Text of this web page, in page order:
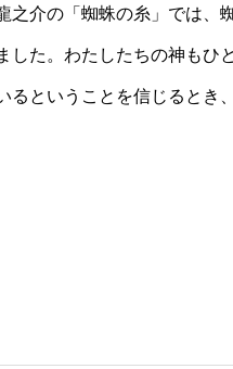
介の「蜘蛛の糸」では、
た。わたしたちの神もひ
ということを信じるとき